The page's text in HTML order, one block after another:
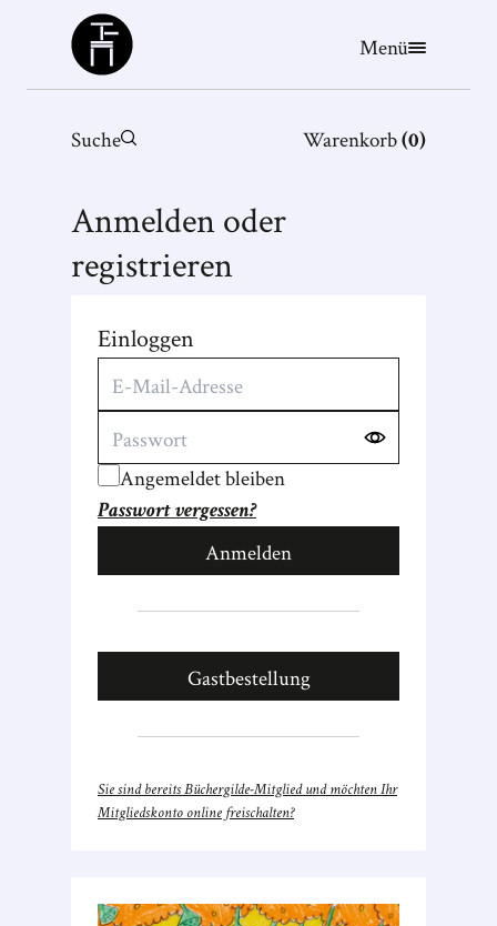
Büchergilde
Menü
Suche Warenkorb(0)
Anmelden oder
registrieren
Einloggen
Angemeldet bleiben
Passwort vergessen?
Gastbestellung
Sie sind bereits Büchergilde-Mitglied und möchten Ihr
Mitgliedskonto online freischalten?